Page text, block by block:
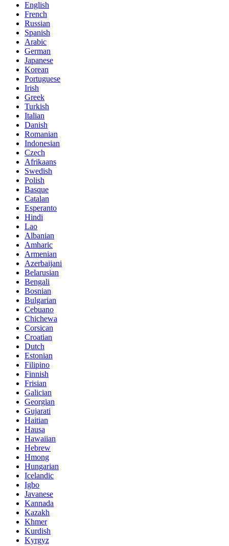
English
French
Russian
Spanish
Arabic
German
Japanese
Korean
Portuguese
Irish
Greek
Turkish
Italian
Danish
Romanian
Indonesian
Czech
Afrikaans
Swedish
Polish
Basque
Catalan
Esperanto
Hindi
Lao
Albanian
Amharic
Armenian
Azerbaijani
Belarusian
Bengali
Bosnian
Bulgarian
Cebuano
Chichewa
Corsican
Croatian
Dutch
Estonian
Filipino
Finnish
Frisian
Galician
Georgian
Gujarati
Haitian
Hausa
Hawaiian
Hebrew
Hmong
Hungarian
Icelandic
Igbo
Javanese
Kannada
Kazakh
Khmer
Kurdish
Kyrgyz